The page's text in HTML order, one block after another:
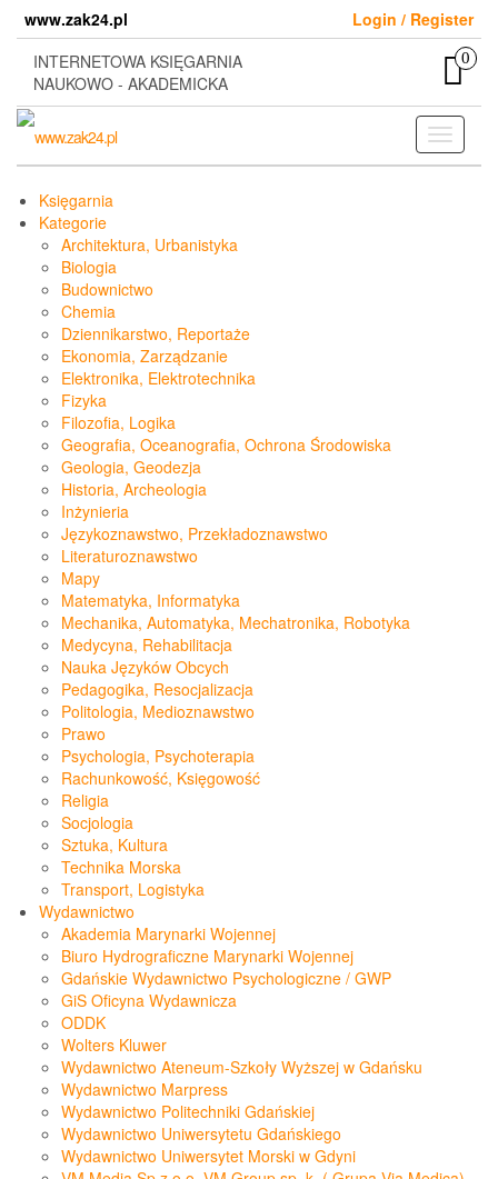
content
www.zak24.pl
Login / Register
INTERNETOWA KSIĘGARNIA
NAUKOWO - AKADEMICKA
0
Toggle
Księgarnia
Kategorie
Architektura, Urbanistyka
Biologia
Budownictwo
Chemia
Dziennikarstwo, Reportaże
Ekonomia, Zarządzanie
Elektronika, Elektrotechnika
Fizyka
Filozofia, Logika
Geografia, Oceanografia, Ochrona Środowiska
Geologia, Geodezja
Historia, Archeologia
Inżynieria
Językoznawstwo, Przekładoznawstwo
Literaturoznawstwo
Mapy
Matematyka, Informatyka
Mechanika, Automatyka, Mechatronika, Robotyka
Medycyna, Rehabilitacja
Nauka Języków Obcych
Pedagogika, Resocjalizacja
Politologia, Medioznawstwo
Prawo
Psychologia, Psychoterapia
Rachunkowość, Księgowość
Religia
Socjologia
Sztuka, Kultura
Technika Morska
Transport, Logistyka
Wydawnictwo
Akademia Marynarki Wojennej
Biuro Hydrograficzne Marynarki Wojennej
Gdańskie Wydawnictwo Psychologiczne / GWP
GiS Oficyna Wydawnicza
ODDK
Wolters Kluwer
Wydawnictwo Ateneum-Szkoły Wyższej w Gdańsku
Wydawnictwo Marpress
Wydawnictwo Politechniki Gdańskiej
Wydawnictwo Uniwersytetu Gdańskiego
Wydawnictwo Uniwersytet Morski w Gdyni